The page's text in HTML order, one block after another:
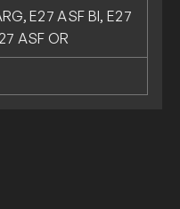
E27 ASF BI, E27
ASF OR